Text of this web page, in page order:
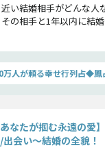
い結婚相手がどんな人
の相手と1年以内に結
万人が頼る幸せ行列占◆鳳
あなたが掴む永遠の愛
出会い〜結婚の全貌！